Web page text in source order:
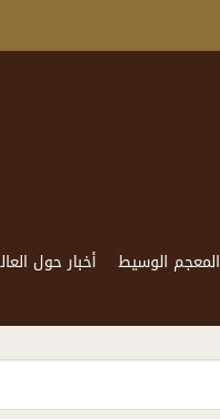
المعجم الوسيط أخبار حول